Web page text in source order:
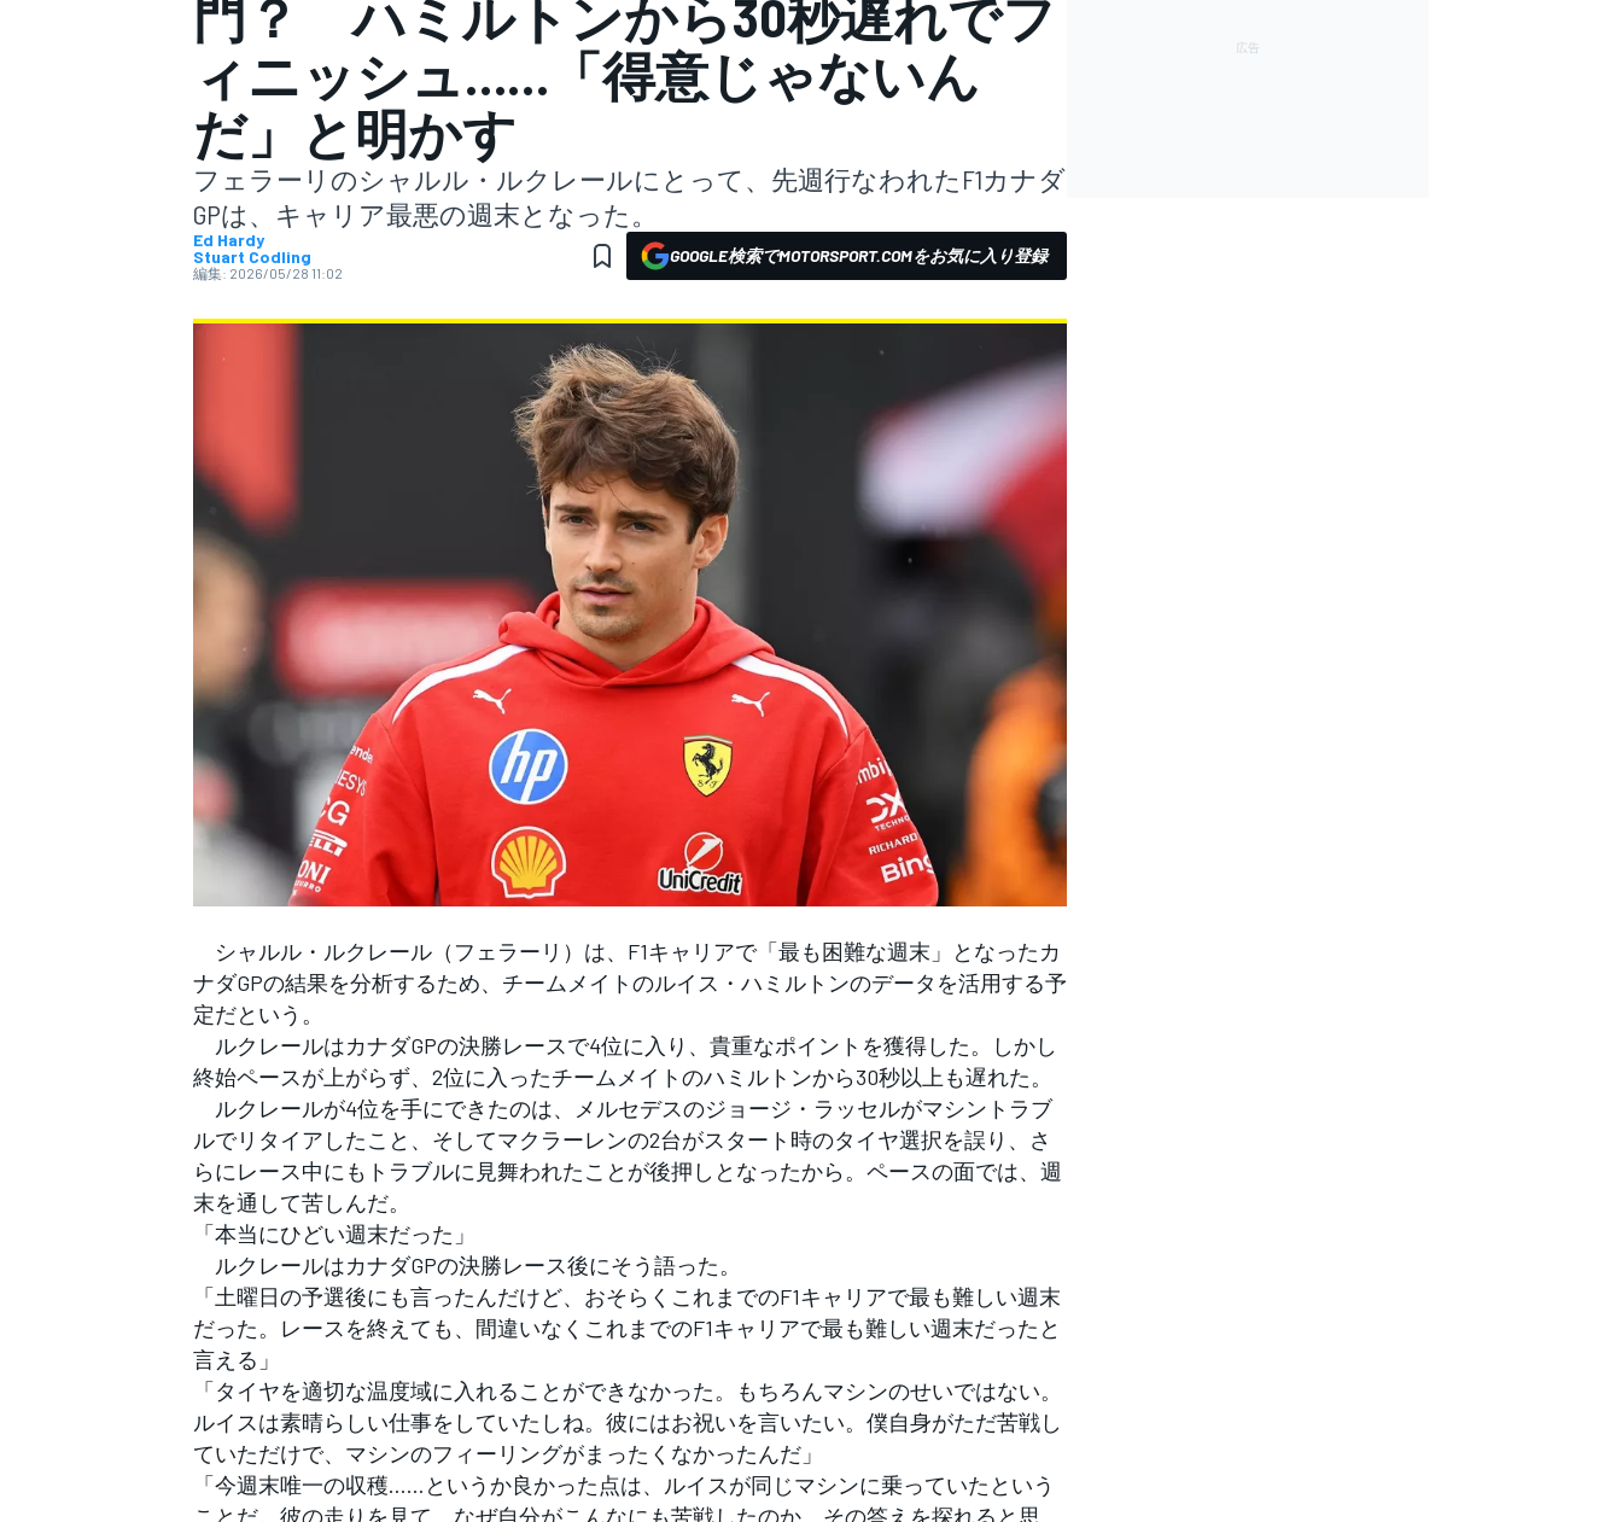
スーパーフォーミュラ
スーパーGT
フォーミュラE
門？ ハミルトンから30秒遅れでフ
ィニッシュ……「得意じゃないん
だ」と明かす
フェラーリのシャルル・ルクレールにとって、先週行なわれたF1カナダ
GPは、キャリア最悪の週末となった。
Ed Hardy
Stuart Codling
編集: 2026/05/28 11:02
GOOGLE検索でMOTORSPORT.COMをお気に入り登録
シャルル・ルクレール（フェラーリ）は、F1キャリアで「最も困難な週末」となったカ
ナダGPの結果を分析するため、チームメイトのルイス・ハミルトンのデータを活用する予
定だという。
ルクレールはカナダGPの決勝レースで4位に入り、貴重なポイントを獲得した。しかし
終始ペースが上がらず、2位に入ったチームメイトのハミルトンから30秒以上も遅れた。
ルクレールが4位を手にできたのは、メルセデスのジョージ・ラッセルがマシントラブ
ルでリタイアしたこと、そしてマクラーレンの2台がスタート時のタイヤ選択を誤り、さ
らにレース中にもトラブルに見舞われたことが後押しとなったから。ペースの面では、週
末を通して苦しんだ。
「本当にひどい週末だった」
ルクレールはカナダGPの決勝レース後にそう語った。
「土曜日の予選後にも言ったんだけど、おそらくこれまでのF1キャリアで最も難しい週末
だった。レースを終えても、間違いなくこれまでのF1キャリアで最も難しい週末だったと
言える」
「タイヤを適切な温度域に入れることができなかった。もちろんマシンのせいではない。
ルイスは素晴らしい仕事をしていたしね。彼にはお祝いを言いたい。僕自身がただ苦戦し
ていただけで、マシンのフィーリングがまったくなかったんだ」
「今週末唯一の収穫……というか良かった点は、ルイスが同じマシンに乗っていたという
ことだ。彼の走りを見て、なぜ自分がこんなにも苦戦したのか、その答えを探れると思